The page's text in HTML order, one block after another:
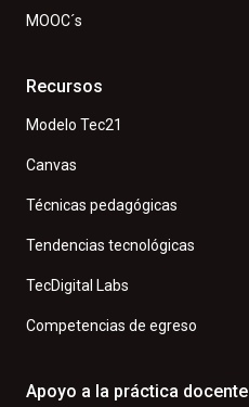
MOOC´s
Recursos
Modelo Tec21
Canvas
Técnicas pedagógicas
Tendencias tecnológicas
TecDigital Labs
Competencias de egreso
Apoyo a la práctica docente